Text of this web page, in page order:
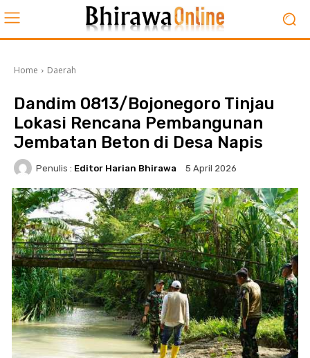
Home Daerah
Dandim 0813/Bojonegoro Tinjau
Lokasi Rencana Pembangunan
Jembatan Beton di Desa Napis
Penulis : Editor Harian Bhirawa 5 April 2026